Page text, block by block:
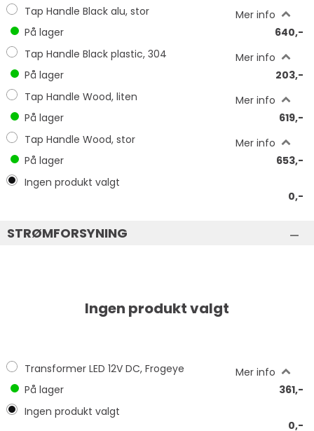
Tap Handle Black alu, stor
Mer info
På lager
640,-
Tap Handle Black plastic, 304
Mer info
På lager
203,-
Tap Handle Wood, liten
Mer info
På lager
619,-
Tap Handle Wood, stor
Mer info
På lager
653,-
Ingen produkt valgt
0,-
STRØMFORSYNING
Ingen produkt valgt
Transformer LED 12V DC, Frogeye
Mer info
På lager
361,-
Ingen produkt valgt
0,-